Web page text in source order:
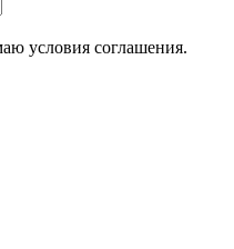
условия соглашения.